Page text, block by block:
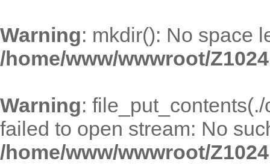
Warning: mkdir(): No space
/home/www/wwwroot/
Warning:
failed to open stream: No
/home/www/wwwroot/